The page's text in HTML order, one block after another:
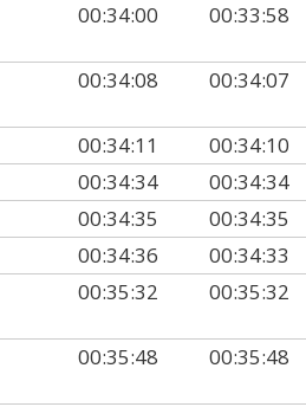
00:34:00 00:33:58
00:34:08 00:34:07
00:34:11 00:34:10
00:34:34 00:34:34
00:34:35 00:34:35
00:34:36 00:34:33
00:35:32 00:35:32
00:35:48 00:35:48